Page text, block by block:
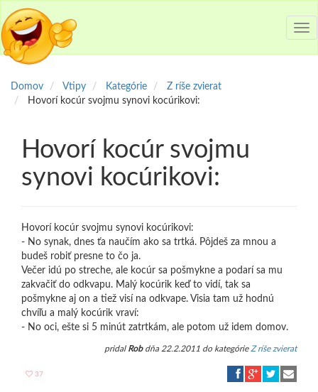
Domov Vtipy Kategórie
Z ríše zvierat
Hovorí kocúr svojmu synovi kocúrikovi:
Hovorí kocúr svojmu
synovi kocúrikovi:
Hovorí kocúr svojmu synovi kocúrikovi:
- No synak, dnes ťa naučím ako sa trtká. Pôjdeš za mnou a
budeš robiť presne to čo ja.
Večer idú po streche, ale kocúr sa pošmykne a podarí sa mu
zakvačiť do odkvapu. Malý kocúrik keď to vidí, tak sa
pošmykne aj on a tiež visí na odkvape. Visia tam už hodnú
chvíľu a malý kocúrik vraví:
- No oci, ešte si 5 minút zatrtkám, ale potom už idem domov.
pridal Robdňa 22.2.2011 do kategórie Z ríše zvierat
37